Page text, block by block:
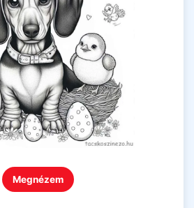
Megnézem